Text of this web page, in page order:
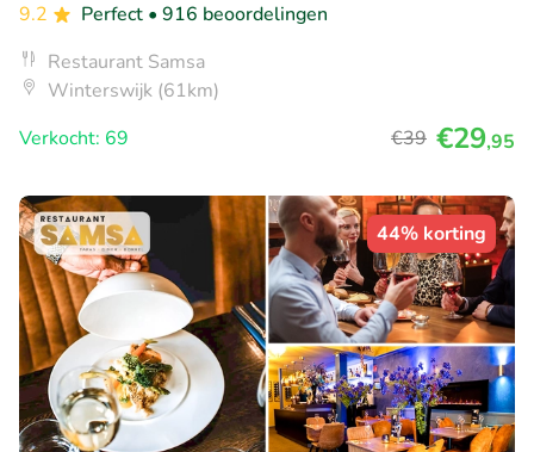
9.2
Perfect • 916 beoordelingen
Restaurant Samsa
Winterswijk (61km)
Verkocht: 69
€39 €29,95
44% korting